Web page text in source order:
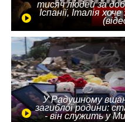
тисяч людей за
Іспанії, Італія
У Радушному
загиблої родини:
- він служить у